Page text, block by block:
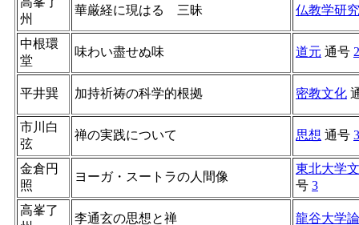
州
華厳経に現はるゝ三昧 仏教学研究
中根環
堂
味わい盡せぬ味 道元 通号 2
平井巽 加持祈祷の科学的根拠 密教文化
市川白
弦
禅の実践について 思想 通号
金倉円
照
ヨーガ・スートラの人間像
東北大学
号 3
高峯了
李通玄の思想と禅 龍谷大学